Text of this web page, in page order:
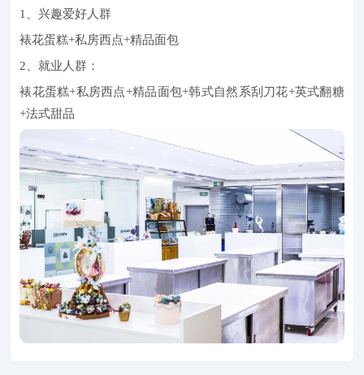
1、兴趣爱好人群
裱花蛋糕+私房西点+精品面包
2、就业人群：
裱花蛋糕+私房西点+精品面包+韩式自然系刮刀花+英式翻糖
+法式甜品